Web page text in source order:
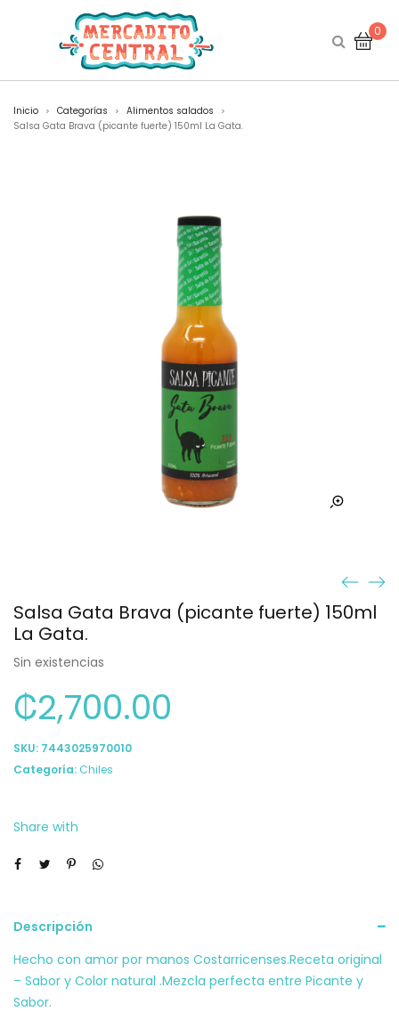
0
Inicio > Categorías > Alimentos salados >
Salsa Gata Brava (picante fuerte) 150ml La Gata.
Salsa Gata Brava (picante fuerte) 150ml
La Gata.
Sin existencias
₡2,700.00
SKU: 7443025970010
Categoría: Chiles
Share with
Descripción
Hecho con amor por manos Costarricenses.Receta original
– Sabor y Color natural .Mezcla perfecta entre Picante y
Sabor.